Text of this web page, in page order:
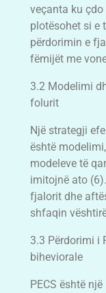
veçanta ku
plotësohet si e
përdorimin e
fëmijët me
3.2 Modelimi
folurit
Një strategji
është
modeleve të
imitojnë ato
fjalorit dhe
shfaqin
3.3 Përdorimi i
biheviorale
PECS është